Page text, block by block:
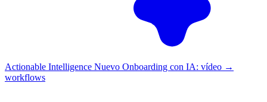
Actionable Intelligence Nuevo Onboarding con IA: vídeo →
workflows